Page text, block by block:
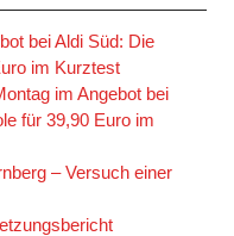
bei Aldi Süd: Die
im Kurztest
im Angebot bei
für 39,90 Euro im
– Versuch einer